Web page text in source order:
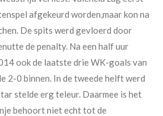
afgekeurd worden,maar kon na
De spits werd gevloerd door
de penalty. Na een half uur
ook de laatste drie WK-goals van
2-0 binnen. In de tweede helft werd
stelde erg teleur. Daarmee is het
behoort niet echt tot de